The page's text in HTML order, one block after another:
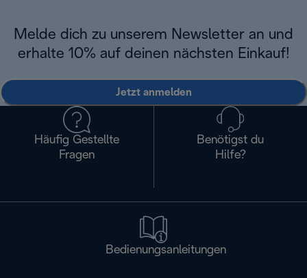
Melde dich zu unserem Newsletter an und
erhalte 10% auf deinen nächsten Einkauf!
Jetzt anmelden
Häufig Gestellte
Fragen
Benötigst du
Hilfe?
Bedienungsanleitungen